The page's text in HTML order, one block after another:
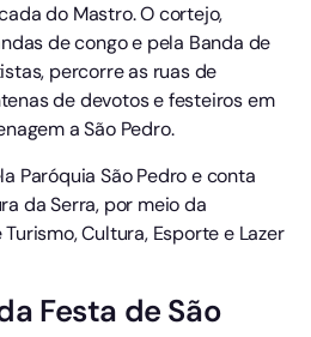
do Mastro. O cortejo,
de congo e pela Banda de
percorre as ruas de
de devotos e festeiros em
a São Pedro.
Paróquia São Pedro e conta
da Serra, por meio da
Cultura, Esporte e Lazer
Festa de São